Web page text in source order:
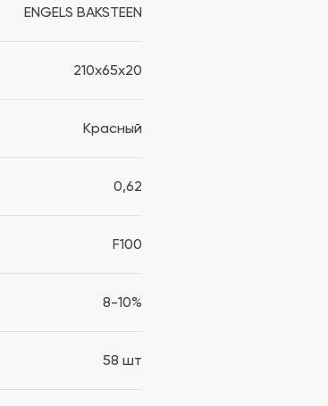
ENGELS BAKSTEEN
210x65x20
Красный
0,62
F100
8-10%
58 шт